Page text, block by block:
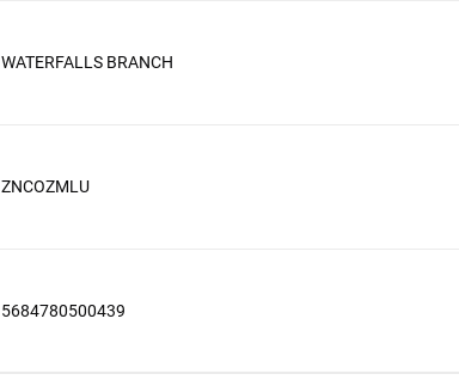
WATERFALLS BRANCH
ZNCOZMLU
5684780500439